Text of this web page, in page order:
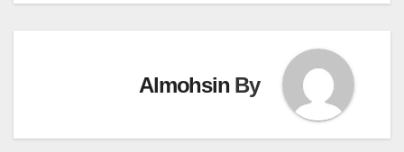
By
Almohsin